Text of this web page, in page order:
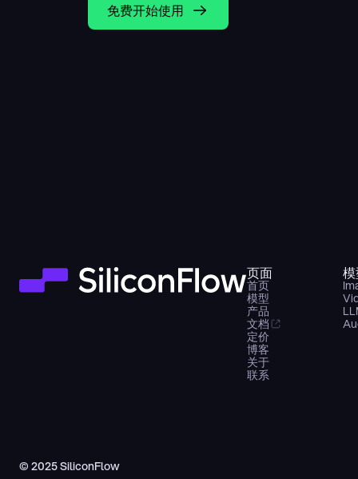
免费开始使用
页面
首页
模型
产品
文档
定价
博客
关于
联系
© 2025 SiliconFlow